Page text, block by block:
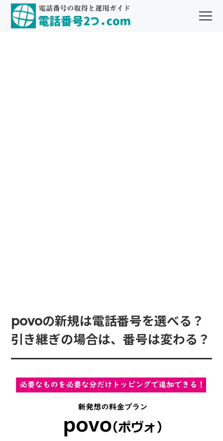
povoの新規は電話番号を選べる？
引き継ぎの場合は、番号は変わる？